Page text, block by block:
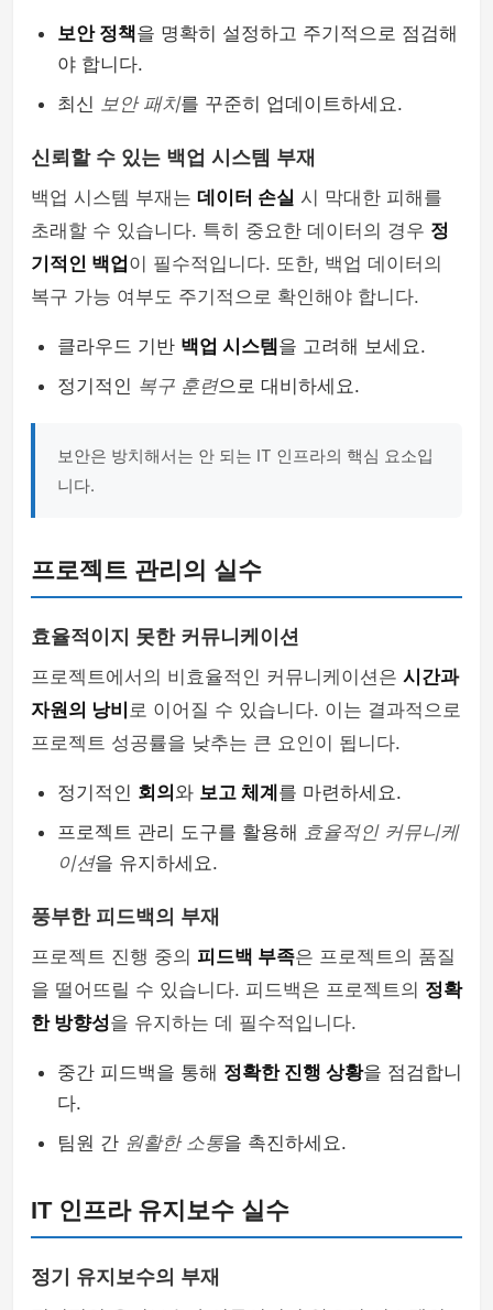
보안 정책을 명확히 설정하고 주기적으로 점검해
야 합니다.
최신 보안 패치를 꾸준히 업데이트하세요.
신뢰할 수 있는 백업 시스템 부재
백업 시스템 부재는 데이터 손실 시 막대한 피해를
초래할 수 있습니다. 특히 중요한 데이터의 경우 정
기적인 백업 이 필수적입니다. 또한, 백업 데이터의
복구 가능 여부도 주기적으로 확인해야 합니다.
클라우드 기반 백업 시스템 을 고려해 보세요.
정기적인 복구 훈련으로 대비하세요.
보안은 방치해서는 안 되는 IT 인프라의 핵심 요소입
니다.
프로젝트 관리의 실수
효율적이지 못한 커뮤니케이션
프로젝트에서의 비효율적인 커뮤니케이션은 시간과
자원의 낭비 로 이어질 수 있습니다. 이는 결과적으로
프로젝트 성공률을 낮추는 큰 요인이 됩니다.
정기적인 회의 와 보고 체계 를 마련하세요.
프로젝트 관리 도구를 활용해 효율적인 커뮤니케
이션을 유지하세요.
풍부한 피드백의 부재
프로젝트 진행 중의 피드백 부족은 프로젝트의 품질
을 떨어뜨릴 수 있습니다. 피드백은 프로젝트의 정확
한 방향성을 유지하는 데 필수적입니다.
중간 피드백을 통해 정확한 진행 상황을 점검합니
다.
팀원 간 원활한 소통을 촉진하세요.
IT 인프라 유지보수 실수
정기 유지보수의 부재